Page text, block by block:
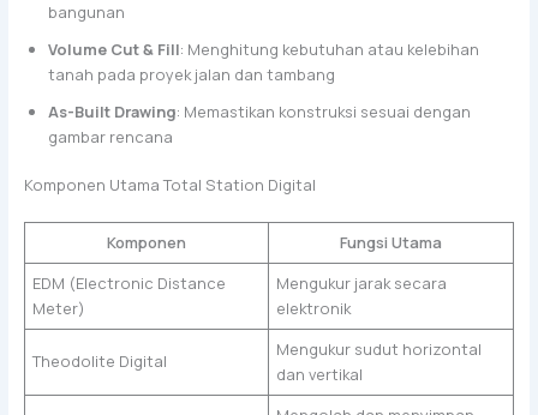
bangunan
Volume Cut & Fill: Menghitung kebutuhan atau kelebihan
tanah pada proyek jalan dan tambang
As-Built Drawing: Memastikan konstruksi sesuai dengan
gambar rencana
Komponen Utama Total Station Digital
Komponen
Fungsi Utama
EDM (Electronic Distance
Meter)
Mengukur jarak secara
elektronik
Theodolite Digital
Mengukur sudut horizontal
dan vertikal